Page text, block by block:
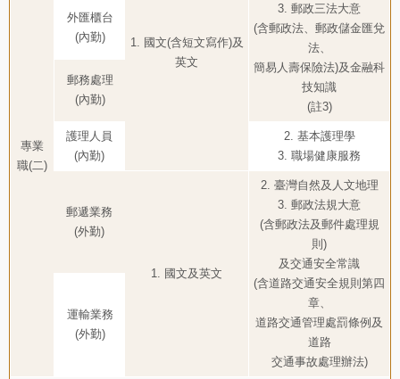
專業
職(二)
1. 國文(含短文寫作)及
英文
3. 郵政三法大意
(含郵政法、郵政儲金匯兌
法、
簡易人壽保險法)及金融科
技知識
(註3)
外匯櫃台
(內勤)
郵務處理
(內勤)
護理人員
(內勤)
2. 基本護理學
3. 職場健康服務
郵遞業務
(外勤)
1. 國文及英文
2. 臺灣自然及人文地理
3. 郵政法規大意
(含郵政法及郵件處理規
則)
及交通安全常識
(含道路交通安全規則第四
章、
道路交通管理處罰條例及
道路
交通事故處理辦法)
運輸業務
(外勤)